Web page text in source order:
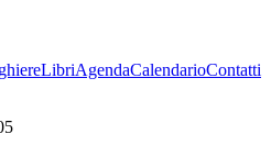
LibriAgendaCalendarioContatti